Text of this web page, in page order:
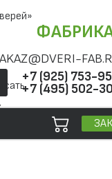
+7 (925) 753-
+7 (495) 502-